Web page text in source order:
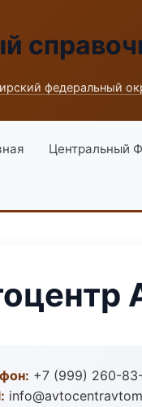
федеральный
Центральный
+7 (999) 260-